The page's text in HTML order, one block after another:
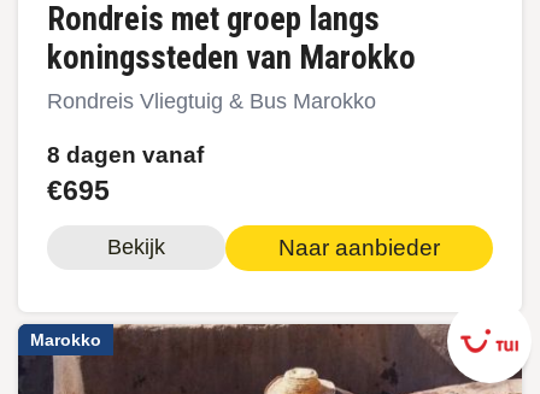
Rondreis met groep langs
koningssteden van Marokko
Rondreis Vliegtuig & Bus Marokko
8 dagen vanaf
€695
Bekijk Naar aanbieder
Marokko